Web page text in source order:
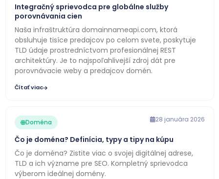
Integračný sprievodca pre globálne služby
porovnávania cien
Naša infraštruktúra domainnameapi.com, ktorá
obsluhuje tisíce predajcov po celom svete, poskytuje
TLD údaje prostredníctvom profesionálnej REST
architektúry. Je to najspoľahlivejší zdroj dát pre
porovnávacie weby a predajcov domén.
Čítať viac
Doména 28 januára 2026
Čo je doména? Definícia, typy a tipy na kúpu
Čo je doména? Zistite viac o svojej digitálnej adrese,
TLD a ich význame pre SEO. Kompletný sprievodca
výberom ideálnej domény.